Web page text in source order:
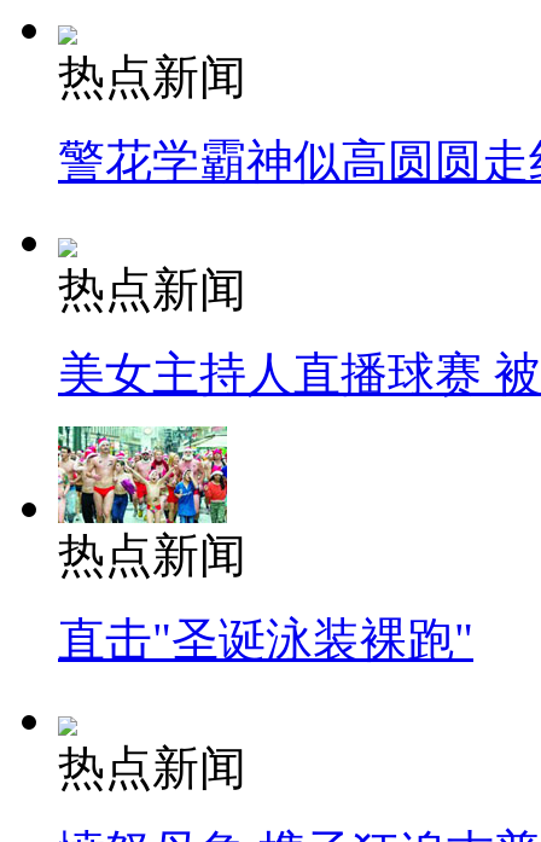
热点新闻
警花学霸神似高圆圆走
热点新闻
美女主持人直播球赛
热点新闻
直击"圣诞泳装裸跑"
热点新闻